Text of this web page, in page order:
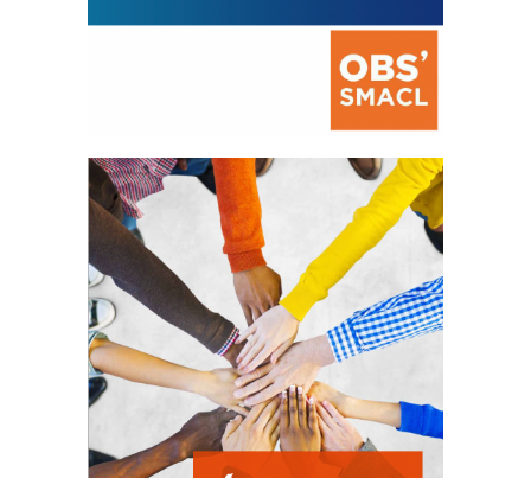
La prévention des conflits
d’intérêts
18 septembre 2023
FEUILLETER